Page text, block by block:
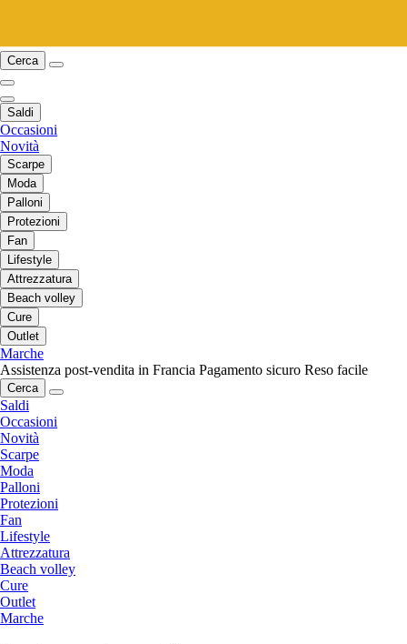
Cerca
Saldi
Occasioni
Novità
Scarpe
Moda
Palloni
Protezioni
Fan
Lifestyle
Attrezzatura
Beach volley
Cure
Outlet
Marche
Assistenza post-vendita in Francia Pagamento sicuro Reso facile
Cerca
Saldi
Occasioni
Novità
Scarpe
Moda
Palloni
Protezioni
Fan
Lifestyle
Attrezzatura
Beach volley
Cure
Outlet
Marche